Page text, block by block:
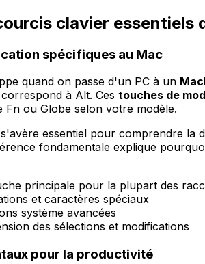
clavier essentiels
spécifiques au Mac
quand on passe d'un PC à un
à Alt. Ces touches de
ou Globe selon votre modèle.
s'avère essentiel pour comprendre la
fondamentale explique
principale pour la plupart des
et caractères spéciaux
système avancées
des sélections et modifications
pour la productivité